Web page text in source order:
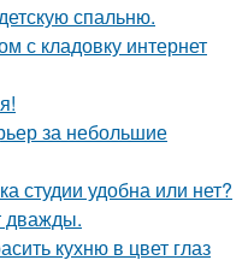
спальню.
с кладовку интернет
за небольшие
студии удобна или нет?
дважды.
кухню в цвет глаз